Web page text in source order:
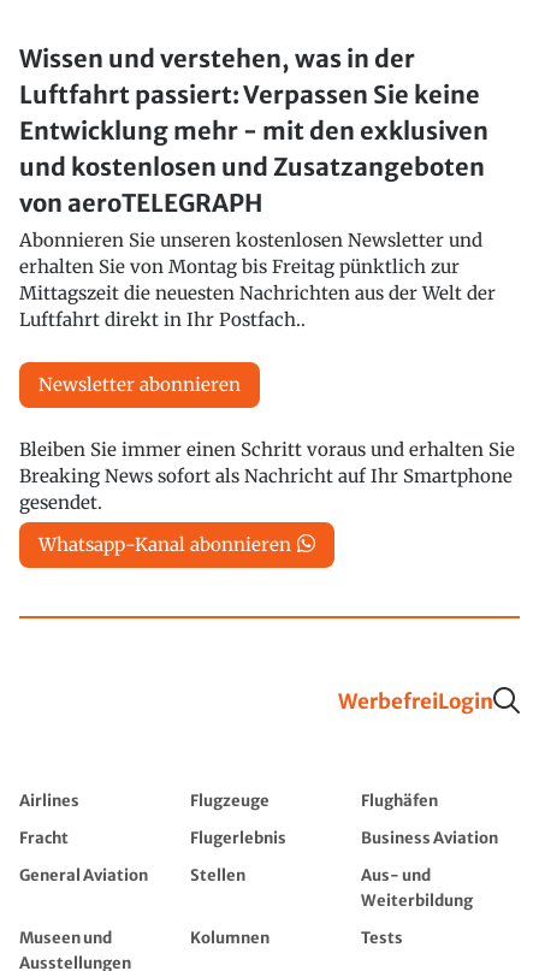
Wissen und verstehen, was in der
Luftfahrt passiert: Verpassen Sie keine
Entwicklung mehr - mit den exklusiven
und kostenlosen und Zusatzangeboten
von aeroTELEGRAPH
Abonnieren Sie unseren kostenlosen Newsletter und
erhalten Sie von Montag bis Freitag pünktlich zur
Mittagszeit die neuesten Nachrichten aus der Welt der
Luftfahrt direkt in Ihr Postfach..
Newsletter abonnieren
Bleiben Sie immer einen Schritt voraus und erhalten Sie
Breaking News sofort als Nachricht auf Ihr Smartphone
gesendet.
Whatsapp-Kanal abonnieren
WerbefreiLogin
Airlines Flugzeuge
Flughäfen
Fracht
Flugerlebnis
Business Aviation
General Aviation
Stellen
Aus- und
Weiterbildung
Museen und
Ausstellungen
Kolumnen Tests